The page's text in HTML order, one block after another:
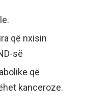
që nxisin
së
që
kanceroze.